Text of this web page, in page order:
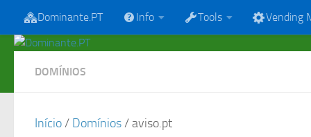
Skip to content
Dominante.PT Info Tools Vending
DOMÍNIOS
Início/ Domínios/ aviso.pt